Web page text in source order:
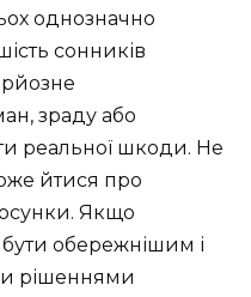
однозначно
сонників
зраду або
реальної шкоди. Не
йтися про
Якщо
обережнішим і
рішеннями